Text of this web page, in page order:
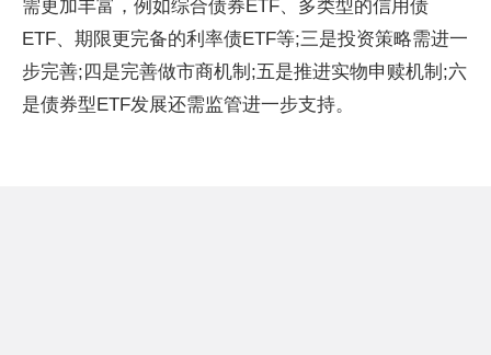
需更加丰富，例如综合债券ETF、多类型的信用债
ETF、期限更完备的利率债ETF等;三是投资策略需进一
步完善;四是完善做市商机制;五是推进实物申赎机制;六
是债券型ETF发展还需监管进一步支持。